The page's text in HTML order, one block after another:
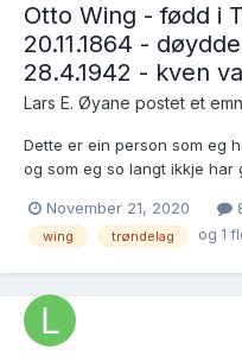
Otto Wing - fødd i
20.11.1864 -
28.4.1942 - kven
Lars E. Øyane postet et
Dette er ein person som eg
og som eg so langt ikkje
Trøndelag, Noreg
Amerika i ung alder...
November 21, 2020
wing trøndelag og 1